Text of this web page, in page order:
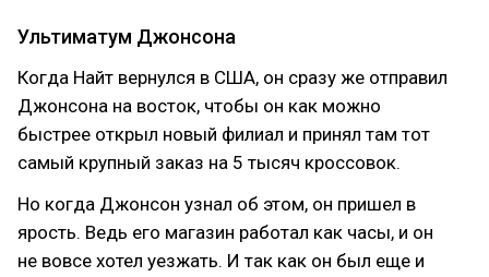
Ультиматум Джонсона
Когда Найт вернулся в США, он сразу же отправил
Джонсона на восток, чтобы он как можно
быстрее открыл новый филиал и принял там тот
самый крупный заказ на 5 тысяч кроссовок.
Но когда Джонсон узнал об этом, он пришел в
ярость. Ведь его магазин работал как часы, и он
не вовсе хотел уезжать. И так как он был еще и